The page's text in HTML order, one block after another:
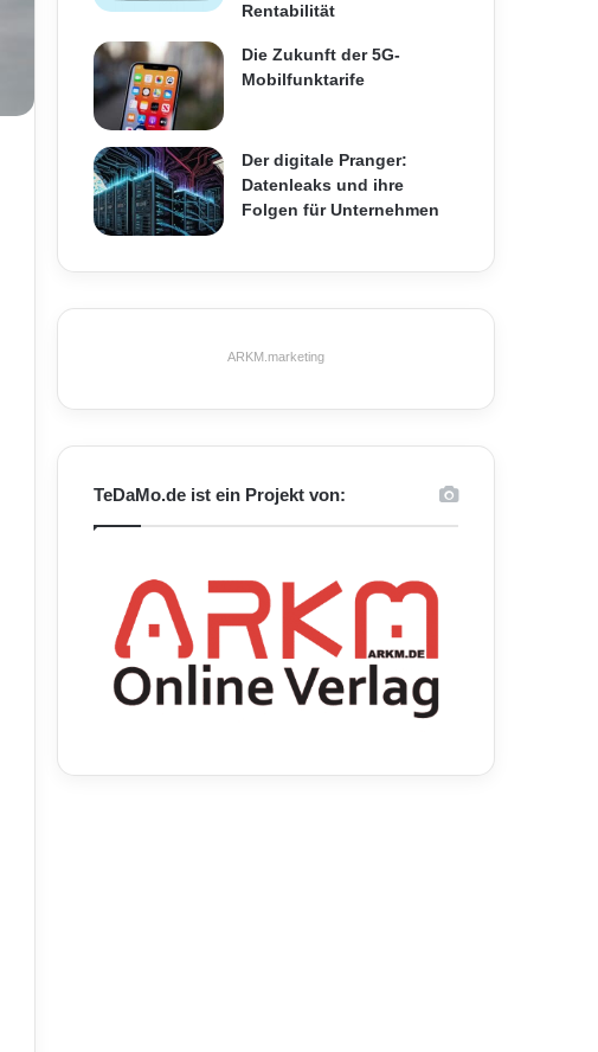
Rentabilität
Die Zukunft der 5G-
Mobilfunktarife
Der digitale Pranger:
Datenleaks und ihre
Folgen für Unternehmen
ARKM.marketing
TeDaMo.de ist ein Projekt von: